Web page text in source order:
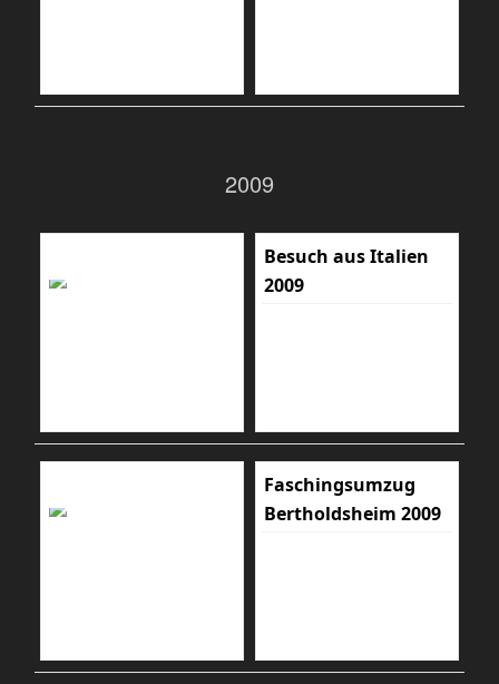
2009
Besuch aus Italien
2009
Faschingsumzug
Bertholdsheim 2009